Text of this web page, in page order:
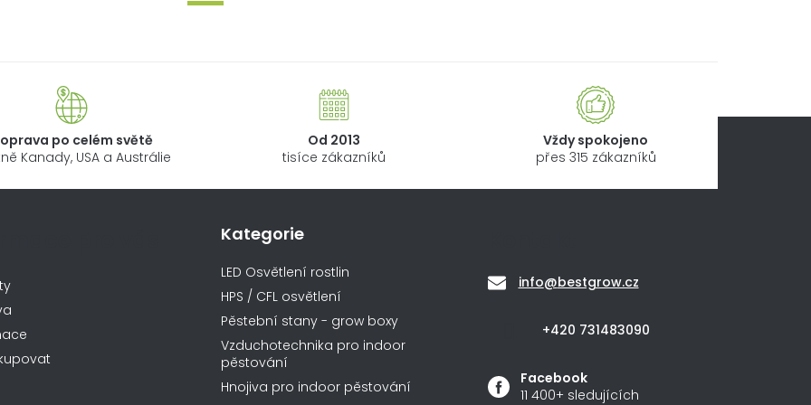
po celém světě
Kanady, USA a Austrálie
Od 2013
tisíce zákazníků
Vždy spokojeno
přes 315 zákazníků
Kategorie
LED Osvětlení rostlin
HPS / CFL osvětlení
Pěstební stany - grow boxy
Vzduchotechnika pro indoor
pěstování
Hnojiva pro indoor pěstování
info@bestgrow.cz
+420 731483090
Facebook
11 400+ sledujících